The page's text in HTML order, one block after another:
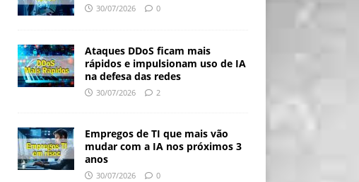
30/07/2026 0
Ataques DDoS ficam mais
rápidos e impulsionam uso de IA
na defesa das redes
30/07/2026 2
Empregos de TI que mais vão
mudar com a IA nos próximos 3
anos
30/07/2026 0